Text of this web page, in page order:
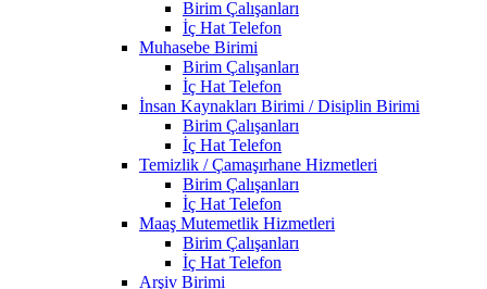
Birim Çalışanları
İç Hat Telefon
Muhasebe Birimi
Birim Çalışanları
İç Hat Telefon
İnsan Kaynakları Birimi / Disiplin Birimi
Birim Çalışanları
İç Hat Telefon
Temizlik / Çamaşırhane Hizmetleri
Birim Çalışanları
İç Hat Telefon
Maaş Mutemetlik Hizmetleri
Birim Çalışanları
İç Hat Telefon
Arşiv Birimi